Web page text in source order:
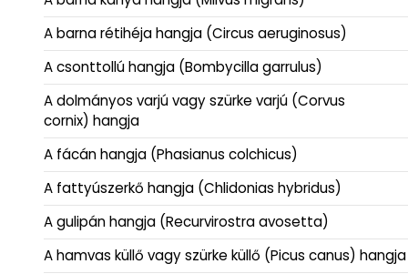
A barna rétihéja hangja (Circus aeruginosus)
A csonttollú hangja (Bombycilla garrulus)
A dolmányos varjú vagy szürke varjú (Corvus
cornix) hangja
A fácán hangja (Phasianus colchicus)
A fattyúszerkő hangja (Chlidonias hybridus)
A gulipán hangja (Recurvirostra avosetta)
A hamvas küllő vagy szürke küllő (Picus canus) hangja